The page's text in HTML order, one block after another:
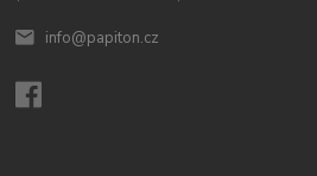
info@papiton.cz